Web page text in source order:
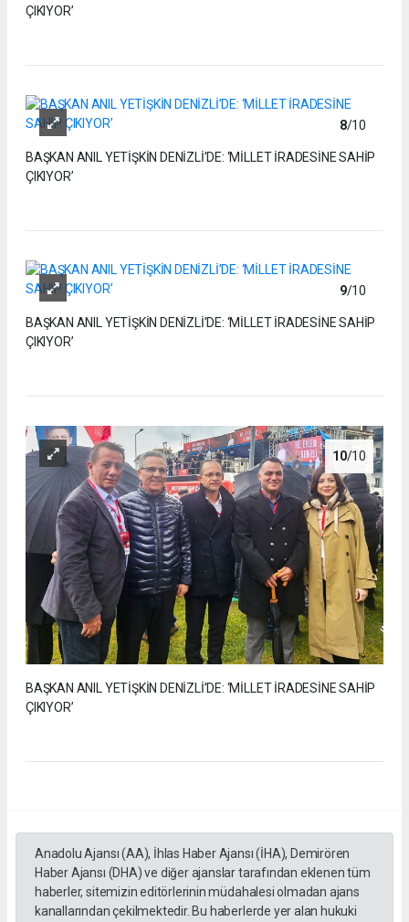
ÇIKIYOR’
8/10
BAŞKAN ANIL YETİŞKİN DENİZLİ’DE: ‘MİLLET İRADESİNE SAHİP
ÇIKIYOR’
9/10
BAŞKAN ANIL YETİŞKİN DENİZLİ’DE: ‘MİLLET İRADESİNE SAHİP
ÇIKIYOR’
10/10
BAŞKAN ANIL YETİŞKİN DENİZLİ’DE: ‘MİLLET İRADESİNE SAHİP
ÇIKIYOR’
Anadolu Ajansı (AA), İhlas Haber Ajansı (İHA), Demirören
Haber Ajansı (DHA) ve diğer ajanslar tarafından eklenen tüm
haberler, sitemizin editörlerinin müdahalesi olmadan ajans
kanallarından çekilmektedir. Bu haberlerde yer alan hukuki